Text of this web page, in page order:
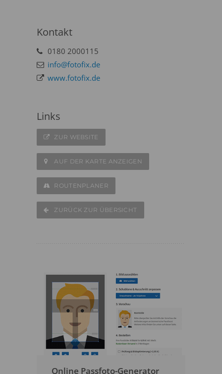
Kontakt
0180 2000115
info@fotofix.de
www.fotofix.de
Links
ZUR WEBSITE
AUF DER KARTE ANZEIGEN
ROUTENPLANER
ZURÜCK ZUR ÜBERSICHT
Online Passfoto-Generator